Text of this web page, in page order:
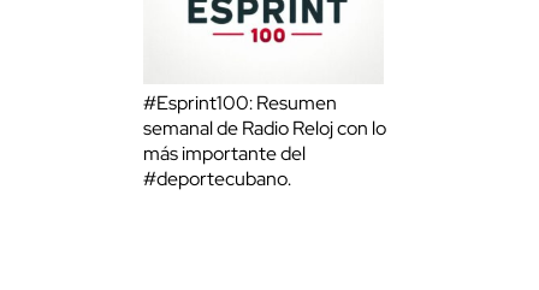
#Esprint100: Resumen
semanal de Radio Reloj con lo
más importante del
#deportecubano.